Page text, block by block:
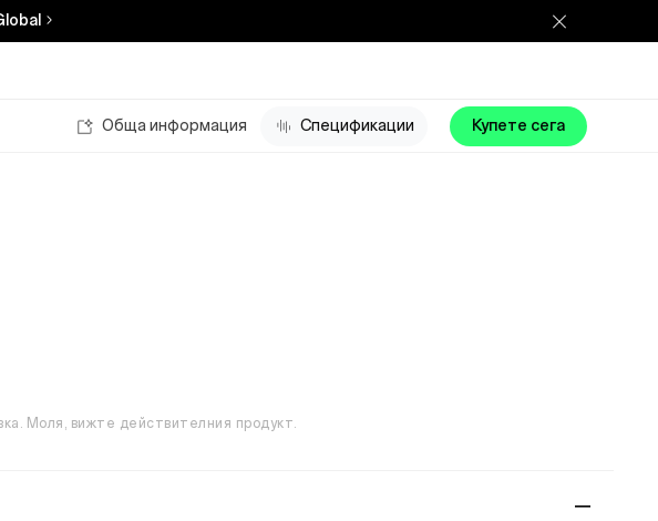
Обща информация Спецификации Купете сега
Моля, вижте действителния продукт.